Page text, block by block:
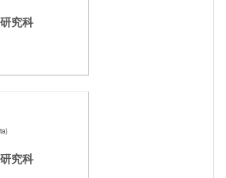
究科
究科